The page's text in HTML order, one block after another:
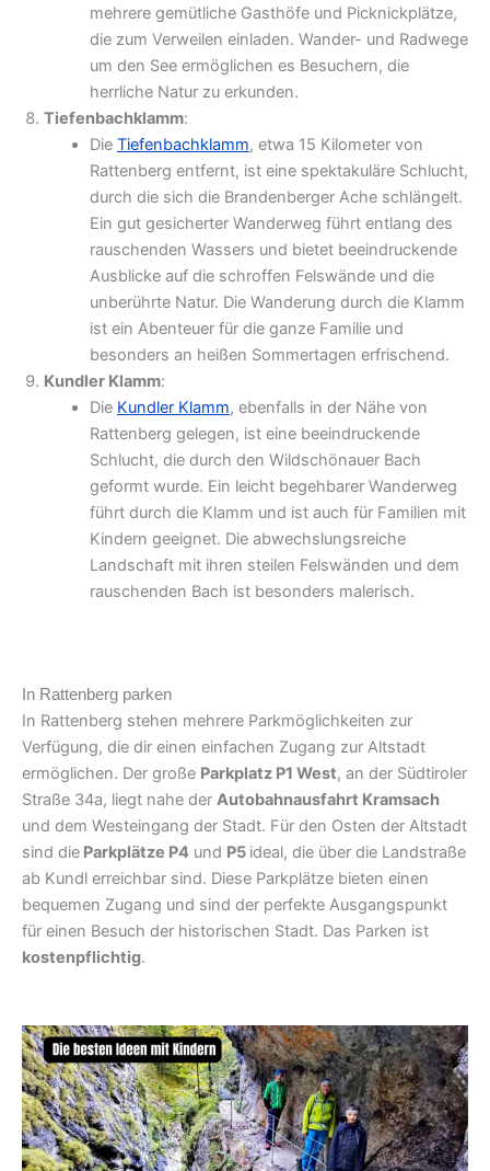
mehrere gemütliche Gasthöfe und Picknickplätze,
die zum Verweilen einladen. Wander- und Radwege
um den See ermöglichen es Besuchern, die
herrliche Natur zu erkunden.
Tiefenbachklamm:
Die Tiefenbachklamm, etwa 15 Kilometer von
Rattenberg entfernt, ist eine spektakuläre Schlucht,
durch die sich die Brandenberger Ache schlängelt.
Ein gut gesicherter Wanderweg führt entlang des
rauschenden Wassers und bietet beeindruckende
Ausblicke auf die schroffen Felswände und die
unberührte Natur. Die Wanderung durch die Klamm
ist ein Abenteuer für die ganze Familie und
besonders an heißen Sommertagen erfrischend.
Kundler Klamm:
Die Kundler Klamm, ebenfalls in der Nähe von
Rattenberg gelegen, ist eine beeindruckende
Schlucht, die durch den Wildschönauer Bach
geformt wurde. Ein leicht begehbarer Wanderweg
führt durch die Klamm und ist auch für Familien mit
Kindern geeignet. Die abwechslungsreiche
Landschaft mit ihren steilen Felswänden und dem
rauschenden Bach ist besonders malerisch.
In Rattenberg parken
In Rattenberg stehen mehrere Parkmöglichkeiten zur
Verfügung, die dir einen einfachen Zugang zur Altstadt
ermöglichen. Der große Parkplatz P1 West, an der Südtiroler
Straße 34a, liegt nahe der Autobahnausfahrt Kramsach
und dem Westeingang der Stadt. Für den Osten der Altstadt
sind die Parkplätze P4 und P5 ideal, die über die Landstraße
ab Kundl erreichbar sind. Diese Parkplätze bieten einen
bequemen Zugang und sind der perfekte Ausgangspunkt
für einen Besuch der historischen Stadt. Das Parken ist
kostenpflichtig.